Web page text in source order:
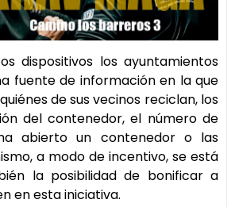
dispositivos los ayuntamientos
fuente de información en la que
de sus vecinos reciclan, los
del contenedor, el número de
abierto un contenedor o las
a modo de incentivo, se está
la posibilidad de bonificar a
en esta iniciativa.